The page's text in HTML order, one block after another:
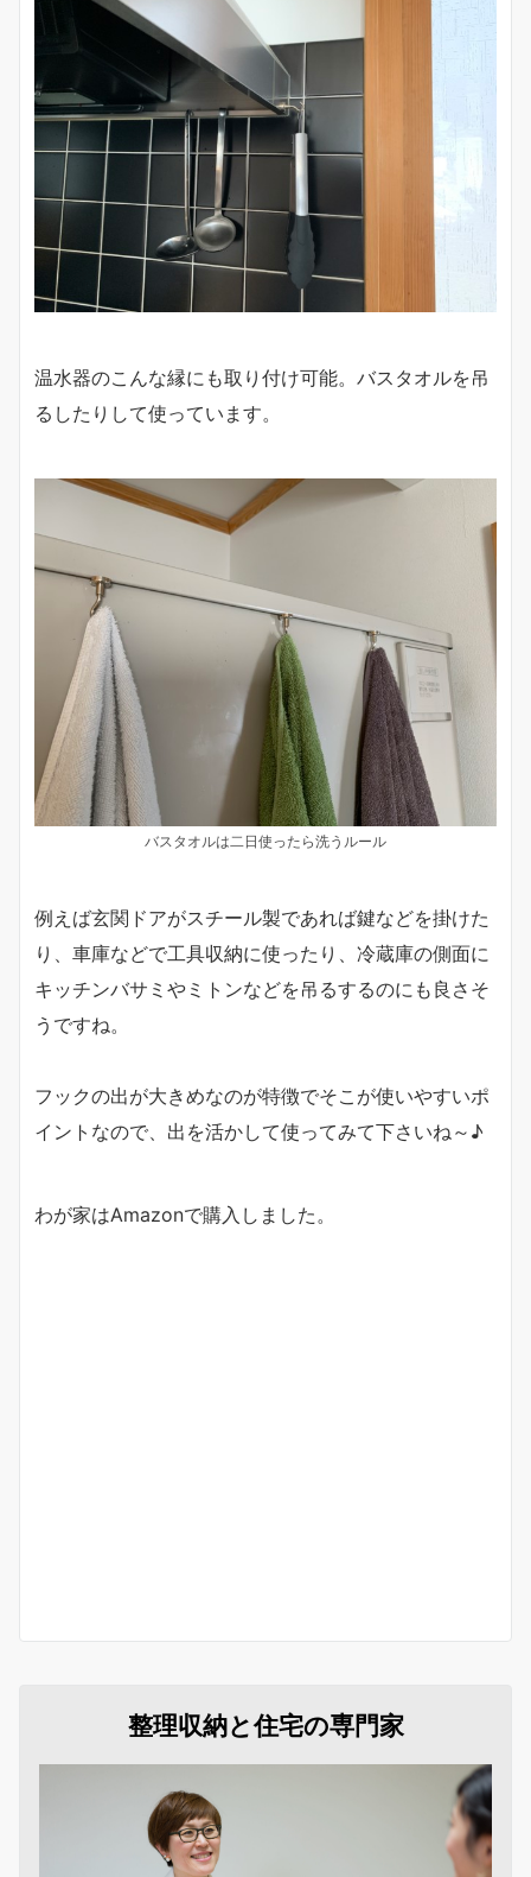
温水器のこんな縁にも取り付け可能。バスタオルを吊
るしたりして使っています。
バスタオルは二日使ったら洗うルール
例えば玄関ドアがスチール製であれば鍵などを掛けた
り、車庫などで工具収納に使ったり、冷蔵庫の側面に
キッチンバサミやミトンなどを吊るするのにも良さそ
うですね。
フックの出が大きめなのが特徴でそこが使いやすいポ
イントなので、出を活かして使ってみて下さいね～♪
わが家はAmazonで購入しました。
整理収納と住宅の専門家